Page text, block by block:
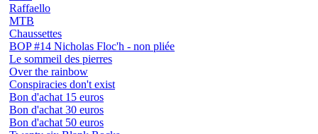
Raffaello
MTB
Chaussettes
BOP #14 Nicholas Floc'h - non pliée
Le sommeil des pierres
Over the rainbow
Conspiracies don't exist
Bon d'achat 15 euros
Bon d'achat 30 euros
Bon d'achat 50 euros